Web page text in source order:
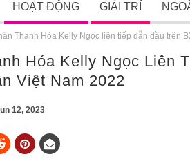
HOẠT ĐỘNG GIẢI TRÍ
Thanh Hóa Kelly Ngọc liên tiếp dẫn dầu trên
Hóa Kelly Ngọc Liên
Việt Nam 2022
12, 2023